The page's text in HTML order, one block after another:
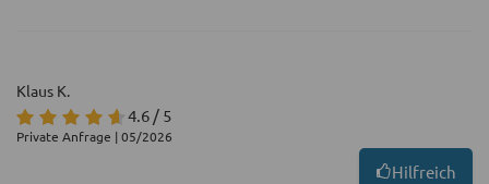
Klaus K.
4.6 / 5
Private Anfrage | 05/2026
Hilfreich